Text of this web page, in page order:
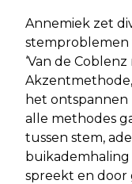
Annemiek zet
stemproblemen
‘Van de
het ontspannen
alle methodes
tussen stem,
spreekt en door